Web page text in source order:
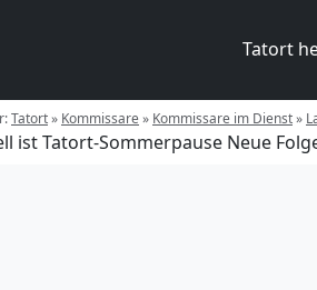
Tatort
Tatort» Kommissare» Kommissare im Dienst»
ist Tatort-Sommerpause Neue